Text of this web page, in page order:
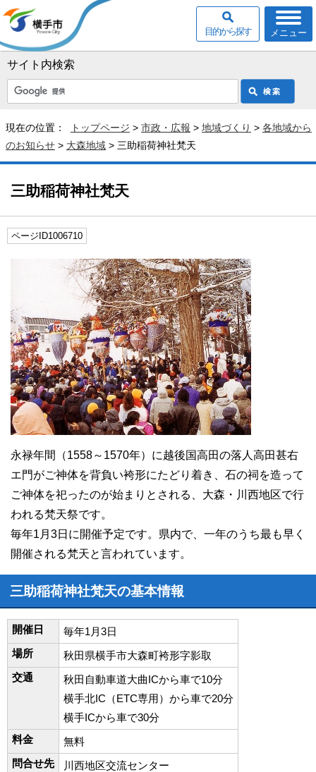
サイト内検索
メニュー
目的から探す
現在の位置： トップページ > 市政・広報 > 地域づくり > 各地域から
のお知らせ > 大森地域 > 三助稲荷神社梵天
三助稲荷神社梵天
ページID1006710
永禄年間（1558～1570年）に越後国高田の落人高田甚右
エ門がご神体を背負い袴形にたどり着き、石の祠を造って
ご神体を祀ったのが始まりとされる、大森・川西地区で行
われる梵天祭です。
毎年1月3日に開催予定です。県内で、一年のうち最も早く
開催される梵天と言われています。
三助稲荷神社梵天の基本情報
開催日
毎年1月3日
場所
秋田県横手市大森町袴形字影取
交通
秋田自動車道大曲ICから車で10分
横手北IC（ETC専用）から車で20分
横手ICから車で30分
料金
無料
問合せ先
川西地区交流センター